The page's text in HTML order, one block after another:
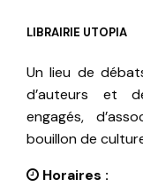
LIBRAIRIE UTOPIA
Un lieu de
d’auteurs et
engagés,
bouillon de
Horaires :